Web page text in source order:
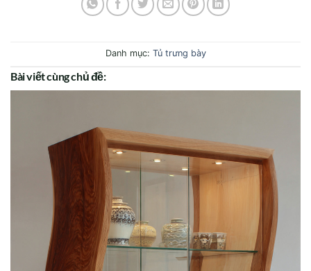
Danh mục: Tủ trưng bày
Bài viết cùng chủ đề: